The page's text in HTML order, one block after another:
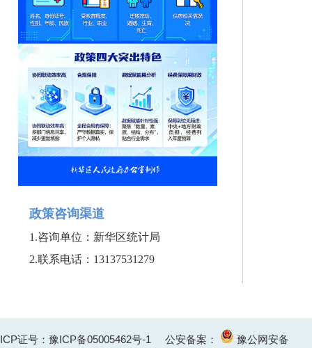
政策咨询渠道
1.咨询单位：新华区统计局
2.联系电话：13137531279
ICP证号：豫ICP备05005462号-1 公安备案： 豫公网安备